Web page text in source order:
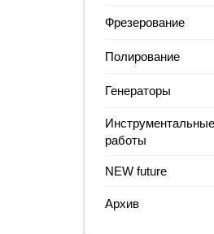
Фрезерование
Полирование
Генераторы
Инструментальные
работы
NEW future
Архив